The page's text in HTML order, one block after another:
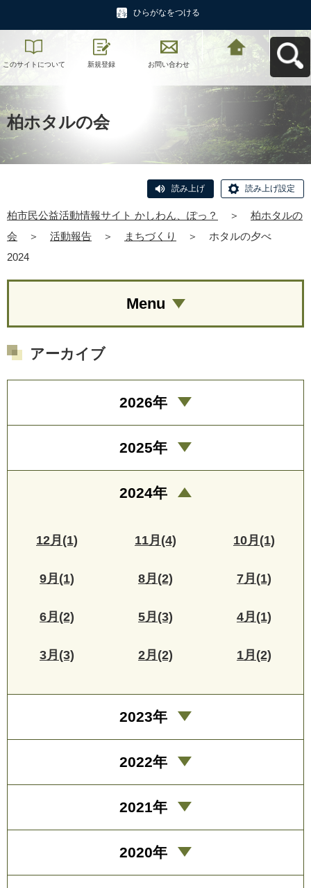
ひらがなをつける
このサイトについて 新規登録 お問い合わせ
柏市民公益活動情報
サイト かしわん、ぽ
柏ホタルの会
読み上げ 読み上げ設定
柏市民公益活動情報サイト かしわん、ぽっ？ ＞
柏ホタルの
会
＞ 活動報告 ＞ まちづくり ＞
ホタルの夕べ
2024
Menu
アーカイブ
2026年
2025年
2024年
12月(1) 11月(4) 10月(1)
9月(1) 8月(2) 7月(1)
6月(2) 5月(3) 4月(1)
3月(3) 2月(2) 1月(2)
2023年
2022年
2021年
2020年